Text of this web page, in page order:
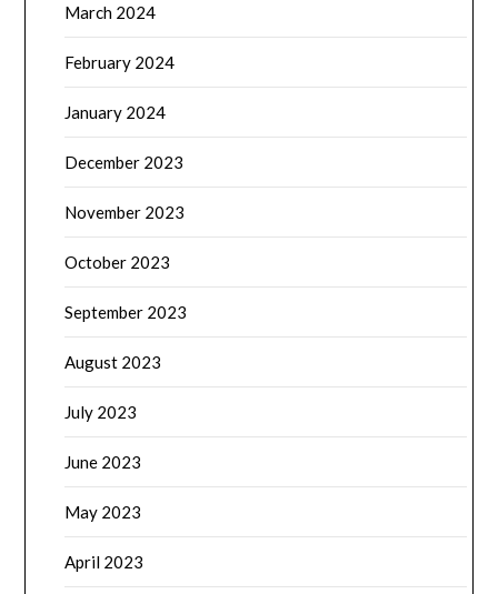
March 2024
February 2024
January 2024
December 2023
November 2023
October 2023
September 2023
August 2023
July 2023
June 2023
May 2023
April 2023